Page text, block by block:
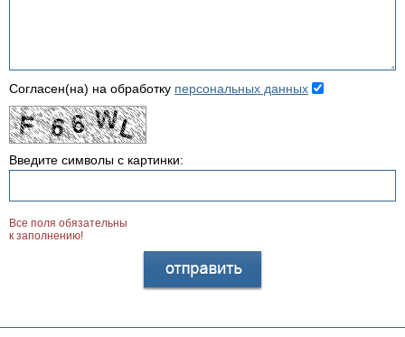
Согласен(на) на обработку персональных данных
Введите символы с картинки:
Все поля обязательны
к заполнению!